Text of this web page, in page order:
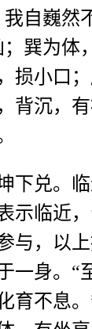
自巍然
巽为体
损小口；
背沉，有
下兑。
示临近
与，以
一身。“
育不息。